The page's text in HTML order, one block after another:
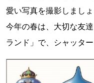
愛い写真を撮影しましょ
今年の春は、大切な友
ランド」で、シャッタ